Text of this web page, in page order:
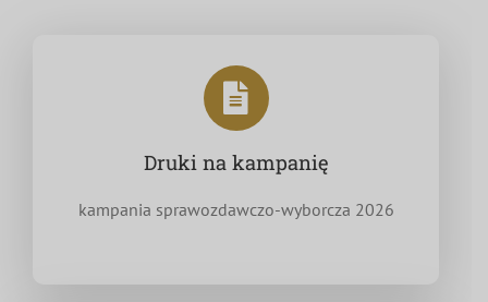
Druki na kampanię
kampania sprawozdawczo-wyborcza 2026